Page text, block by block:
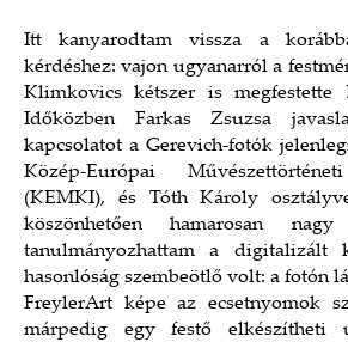
Itt kanyarodtam vissza a
kérdéshez: vajon ugyanarról a
Klimkovics kétszer is megfestette
Időközben Farkas Zsuzsa
kapcsolatot a Gerevich-fotók
Közép-Európai
(KEMKI), és Tóth Károly
köszönhetően hamarosan
tanulmányozhattam a digitalizált
hasonlóság szembeötlő volt: a fotón
FreylerArt képe az ecsetnyomok
márpedig egy festő elkészítheti